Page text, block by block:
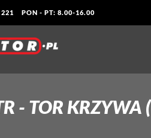
PON - PT: 8.00-16.00
- TOR KRZYWA